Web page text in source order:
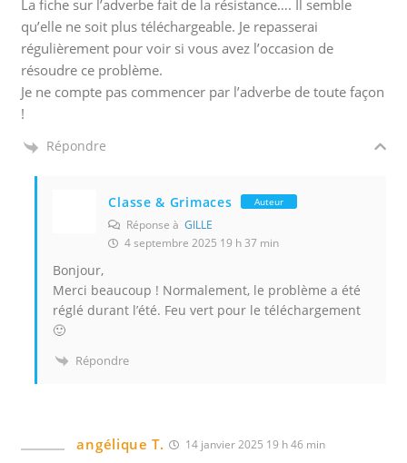
e
t
a
v
e
c
l
La fiche sur l’adverbe fait de la résistance…. Il semble
qu’elle ne soit plus téléchargeable. Je repasserai
régulièrement pour voir si vous avez l’occasion de
résoudre ce problème.
Je ne compte pas commencer par l’adverbe de toute façon
!
Répondre
Classe & Grimaces Auteur
Réponse àGILLE
4 septembre 2025 19 h 37 min
Bonjour,
Merci beaucoup ! Normalement, le problème a été
réglé durant l’été. Feu vert pour le téléchargement
🙂
Répondre
angélique T. 14 janvier 2025 19 h 46 min